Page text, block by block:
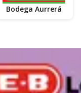
Bodega Aurrerá